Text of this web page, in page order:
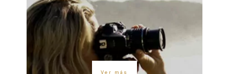
Ver más